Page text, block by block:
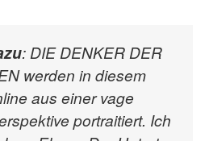
: DIE DENKER DER
werden in diesem
aus einer vage
portraitiert. Ich